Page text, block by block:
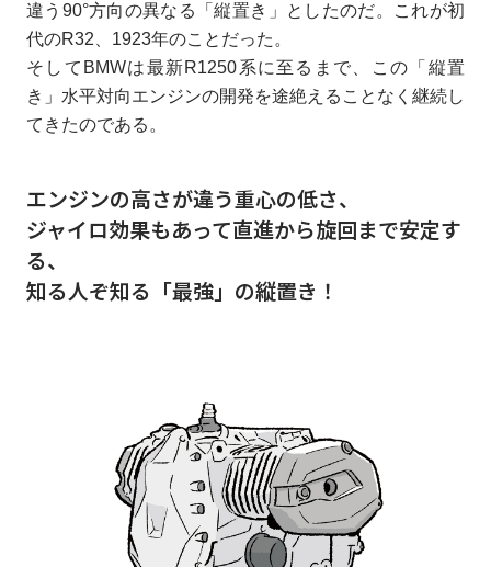
違う90°方向の異なる「縦置き」としたのだ。これが初
代のR32、1923年のことだった。
そしてBMWは最新R1250系に至るまで、この「縦置
き」水平対向エンジンの開発を途絶えることなく継続し
てきたのである。
エンジンの高さが違う重心の低さ、
ジャイロ効果もあって直進から旋回まで安定す
る、
知る人ぞ知る「最強」の縦置き！